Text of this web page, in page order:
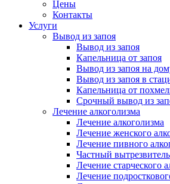
Цены
Контакты
Услуги
Вывод из запоя
Вывод из запоя
Капельница от запоя
Вывод из запоя на
Вывод из запоя в
Капельница от
Срочный вывод из
Лечение алкоголизма
Лечение алкоголизма
Лечение женского
Лечение пивного
Частный вытрезвитель
Лечение старческого
Лечение